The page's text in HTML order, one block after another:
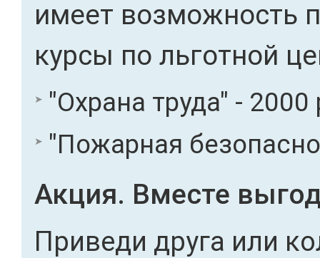
имеет возможность
курсы по льготной
"Охрана труда" - 2000
"Пожарная
Акция. Вместе
Приведи друга или